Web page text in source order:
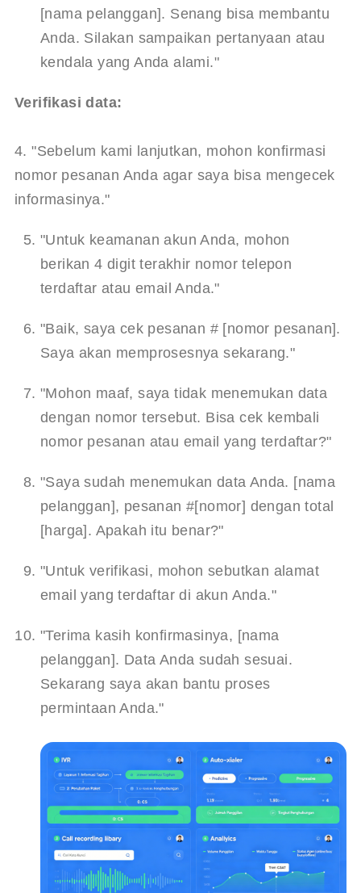
[nama pelanggan]. Senang bisa membantu
Anda. Silakan sampaikan pertanyaan atau
kendala yang Anda alami."
Verifikasi data:
4. "Sebelum kami lanjutkan, mohon konfirmasi
nomor pesanan Anda agar saya bisa mengecek
informasinya."
"Untuk keamanan akun Anda, mohon
berikan 4 digit terakhir nomor telepon
terdaftar atau email Anda."
"Baik, saya cek pesanan # [nomor pesanan].
Saya akan memprosesnya sekarang."
"Mohon maaf, saya tidak menemukan data
dengan nomor tersebut. Bisa cek kembali
nomor pesanan atau email yang terdaftar?"
"Saya sudah menemukan data Anda. [nama
pelanggan], pesanan #[nomor] dengan total
[harga]. Apakah itu benar?"
"Untuk verifikasi, mohon sebutkan alamat
email yang terdaftar di akun Anda."
"Terima kasih konfirmasinya, [nama
pelanggan]. Data Anda sudah sesuai.
Sekarang saya akan bantu proses
permintaan Anda."